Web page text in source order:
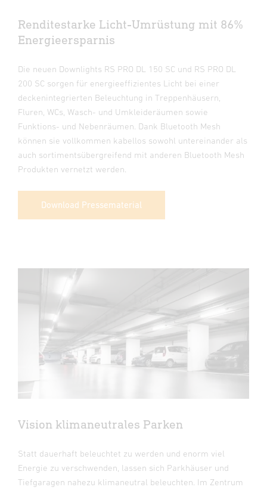
Renditestarke Licht-Umrüstung mit 86%
Energieersparnis
Die neuen Downlights RS PRO DL 150 SC und RS PRO DL
200 SC sorgen für energieeffizientes Licht bei einer
deckenintegrierten Beleuchtung in Treppenhäusern,
Fluren, WCs, Wasch- und Umkleideräumen sowie
Funktions- und Nebenräumen. Dank Bluetooth Mesh
können sie vollkommen kabellos sowohl untereinander als
auch sortimentsübergreifend mit anderen Bluetooth Mesh
Produkten vernetzt werden.
Download Pressematerial
Vision klimaneutrales Parken
Statt dauerhaft beleuchtet zu werden und enorm viel
Energie zu verschwenden, lassen sich Parkhäuser und
Tiefgaragen nahezu klimaneutral beleuchten. Im Zentrum